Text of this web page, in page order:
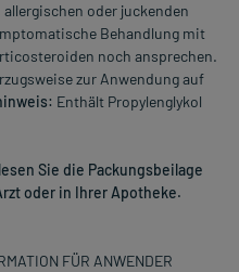
oder juckenden
Behandlung mit
noch ansprechen.
zur Anwendung auf
Enthält Propylenglykol
Sie die Packungsbeilage
oder in Ihrer Apotheke.
FÜR ANWENDER